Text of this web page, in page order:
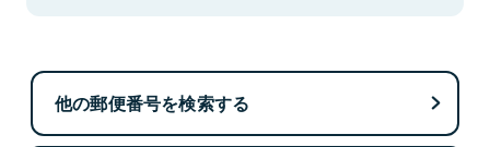
他の郵便番号を検索する